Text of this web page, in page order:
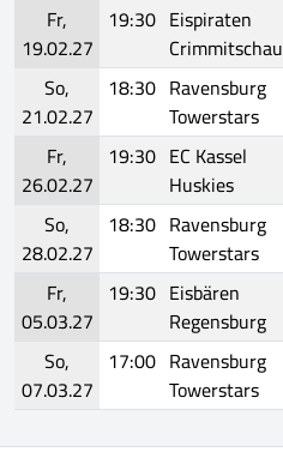
Fr,
19.02.27
19:30 Eispiraten
Crimmitschau
So,
21.02.27
18:30 Ravensburg
Towerstars
Fr,
26.02.27
19:30 EC Kassel
Huskies
So,
28.02.27
18:30 Ravensburg
Towerstars
Fr,
05.03.27
19:30 Eisbären
Regensburg
So,
07.03.27
17:00 Ravensburg
Towerstars